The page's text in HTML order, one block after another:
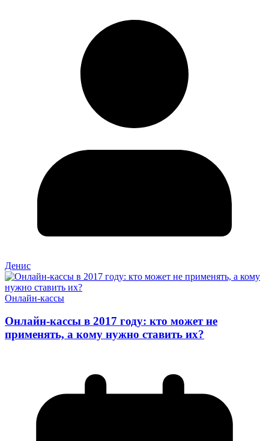
Денис
Онлайн-кассы
Онлайн-кассы в 2017 году: кто может не
применять, а кому нужно ставить их?